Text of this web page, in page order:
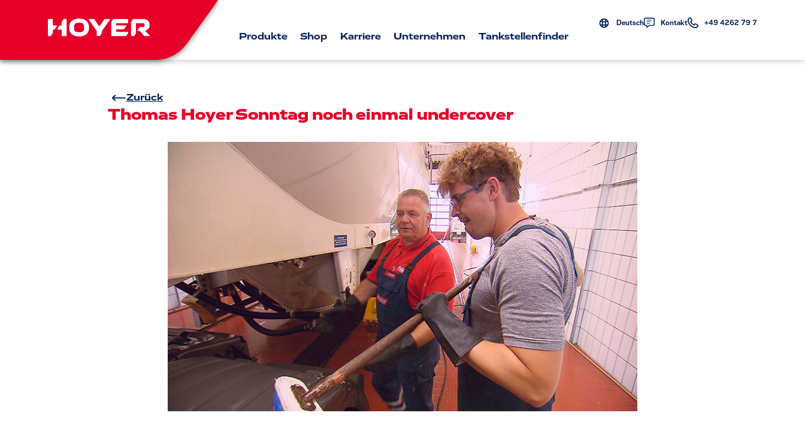
Deutsch Kontakt +49 4262 79 7
Produkte Shop Karriere Unternehmen Tankstellenfinder
Zurück
Thomas Hoyer Sonntag noch einmal undercover